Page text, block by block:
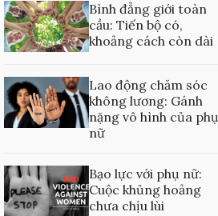
Bình đẳng giới toàn
cầu: Tiến bộ có,
khoảng cách còn dài
Lao động chăm sóc
không lương: Gánh
nặng vô hình của phụ
nữ
Bạo lực với phụ nữ:
Cuộc khủng hoảng
chưa chịu lùi